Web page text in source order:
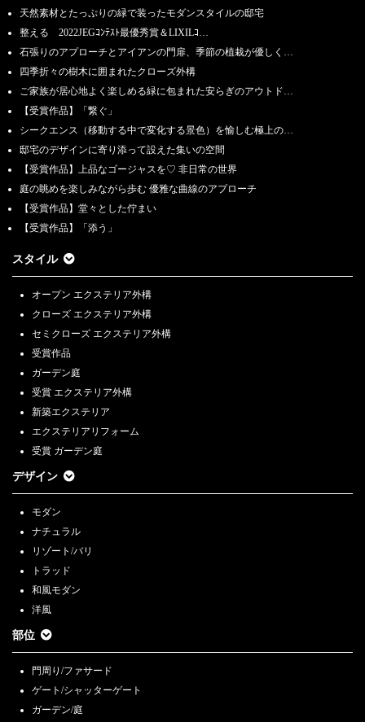
天然素材とたっぷりの緑で装ったモダンスタイルの邸宅
整える 2022JEGｺﾝﾃｽﾄ最優秀賞＆LIXILｺ…
石張りのアプローチとアイアンの門扉、季節の植栽が優しく…
四季折々の樹木に囲まれたクローズ外構
ご家族が居心地よく楽しめる緑に包まれた安らぎのアウトド…
【受賞作品】「繋ぐ」
シークエンス（移動する中で変化する景色）を愉しむ極上の…
邸宅のデザインに寄り添って設えた集いの空間
【受賞作品】上品なゴージャスを♡ 非日常の世界
庭の眺めを楽しみながら歩む 優雅な曲線のアプローチ
【受賞作品】堂々とした佇まい
【受賞作品】「添う」
スタイル
オープン エクステリア外構
クローズ エクステリア外構
セミクローズ エクステリア外構
受賞作品
ガーデン庭
受賞 エクステリア外構
新築エクステリア
エクステリアリフォーム
受賞 ガーデン庭
デザイン
モダン
ナチュラル
リゾート/バリ
トラッド
和風モダン
洋風
部位
門周り/ファサード
ゲート/シャッターゲート
ガーデン/庭